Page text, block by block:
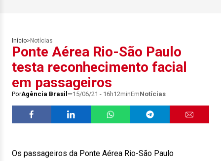
Início> Notícias
Ponte Aérea Rio-São Paulo
testa reconhecimento facial
em passageiros
PorAgência Brasil 15/06/21 - 16h12minEmNotícias
Os passageiros da Ponte Aérea Rio-São Paulo